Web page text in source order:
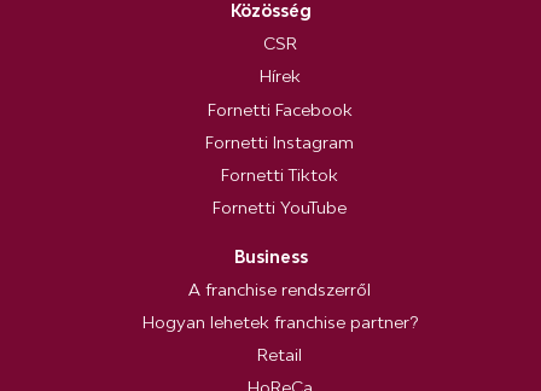
Közösség
CSR
Hírek
Fornetti Facebook
Fornetti Instagram
Fornetti Tiktok
Fornetti YouTube
Business
A franchise rendszerről
Hogyan lehetek franchise partner?
Retail